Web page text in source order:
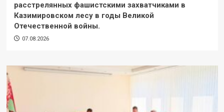
расстрелянных фашистскими захватчиками в
Казимировском лесу в годы Великой
Отечественной войны.
07.08.2026